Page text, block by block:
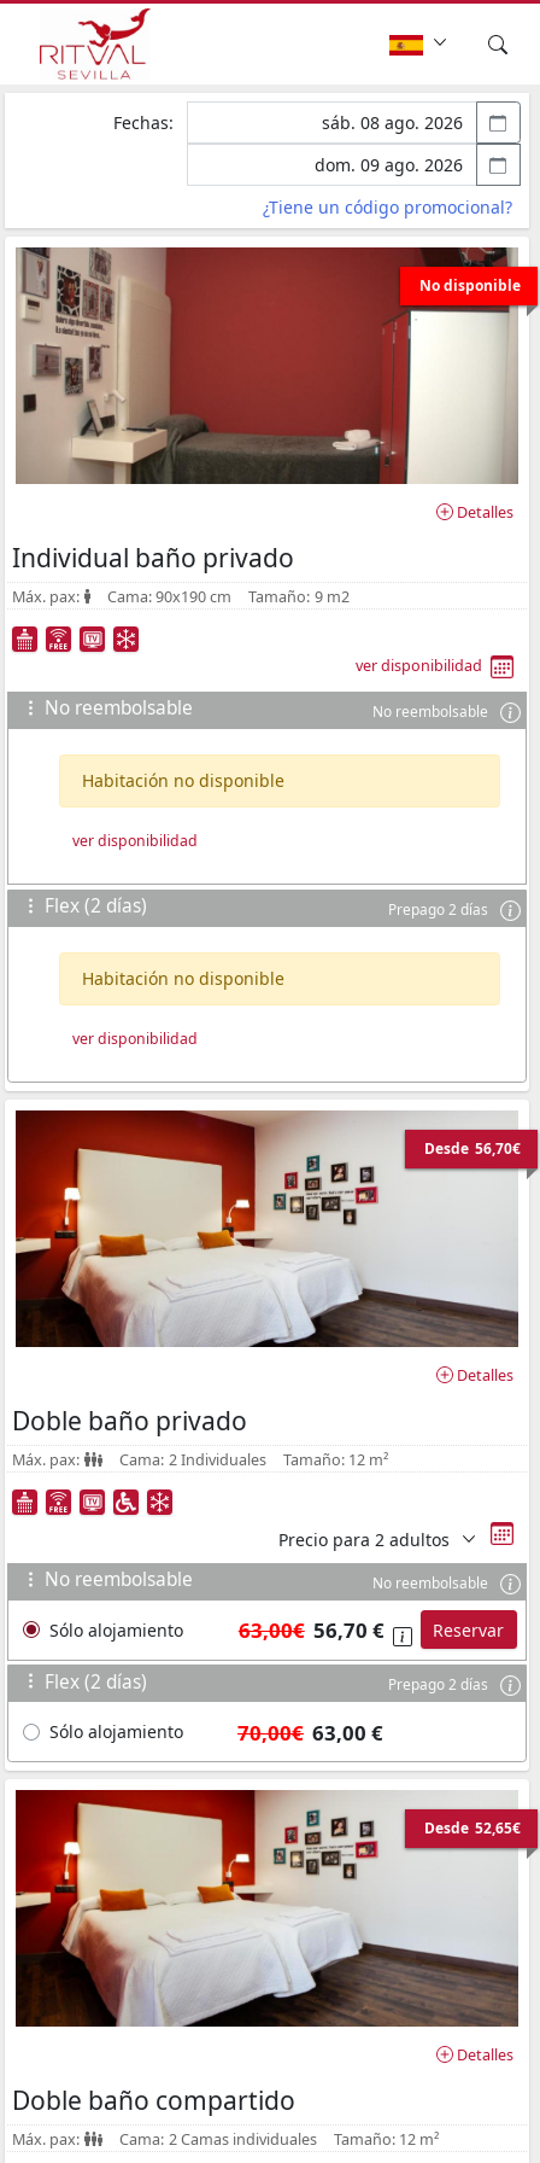
Fechas:
¿Tiene un código promocional?
No disponible
Detalles
Individual baño privado
Máx. pax: Cama: 90x190 cm Tamaño: 9 m2
ver disponibilidad
No reembolsable No reembolsable
Habitación no disponible
ver disponibilidad
Flex (2 días) Prepago 2 días
Habitación no disponible
ver disponibilidad
Desde 56,70€
Detalles
Doble baño privado
Máx. pax: Cama: 2 Individuales Tamaño: 12 m²
Precio para 2 adultos
No reembolsable No reembolsable
Sólo alojamiento 63,00€ 56,70 € Reservar
Flex (2 días) Prepago 2 días
Sólo alojamiento 70,00€ 63,00 €
Desde 52,65€
Detalles
Doble baño compartido
Máx. pax: Cama: 2 Camas individuales Tamaño: 12 m²